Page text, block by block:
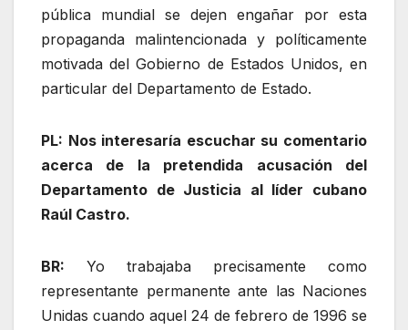
pública mundial se dejen engañar por esta
propaganda malintencionada y políticamente
motivada del Gobierno de Estados Unidos, en
particular del Departamento de Estado.
PL: Nos interesaría escuchar su comentario
acerca de la pretendida acusación del
Departamento de Justicia al líder cubano
Raúl Castro.
BR: Yo trabajaba precisamente como
representante permanente ante las Naciones
Unidas cuando aquel 24 de febrero de 1996 se